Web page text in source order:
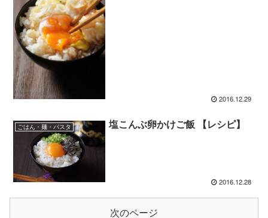
2016.12.29
ごはん・麺・パスタ 塩こんぶ卵かけご飯 【レシピ】
2016.12.28
次のページ